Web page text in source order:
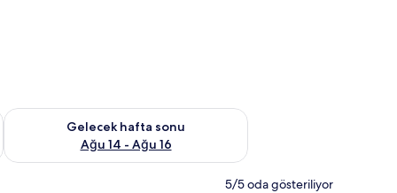
7 - Ağu 9
Gelecek hafta sonu
Ağu 14 - Ağu 16
Önümüzdeki hafta sonu için müsaitliği kontrol et Ağu 14 -
5/5 oda gösteriliyor